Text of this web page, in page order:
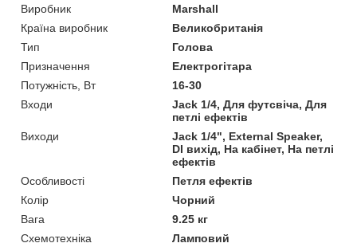
Виробник
Marshall
Країна виробник
Великобританія
Тип
Голова
Призначення
Електрогітара
Потужність, Вт
16-30
Входи
Jack 1/4, Для футсвіча, Для
петлі ефектів
Виходи
Jack 1/4", External Speaker,
DI вихід, На кабінет, На петлі
ефектів
Особливості
Петля ефектів
Колір
Чорний
Вага
9.25 кг
Схемотехніка
Ламповий